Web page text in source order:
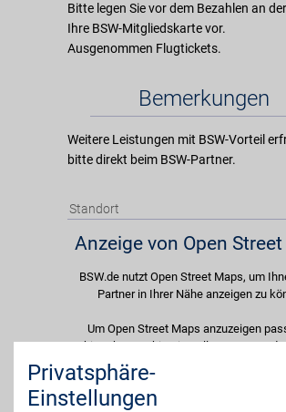
Bitte legen Sie vor dem Bezahlen an
Ihre BSW-Mitgliedskarte vor.
Ausgenommen Flugtickets.
Bemerkungen
Weitere Leistungen mit BSW-Vorteil
bitte direkt beim BSW-Partner.
Standort
Anzeige von Open
BSW.de nutzt Open Street Maps, um
Partner in Ihrer Nähe anzeigen zu
Um Open Street Maps anzuzeigen
bitte Ihre Cookie-Einstellungen an und
Sie "Externe Inhalte". Diese Auswahl
jederzeit über die Cookie-
unteren Seitenbereich ändern.
Privatsphäre-
Einstellungen